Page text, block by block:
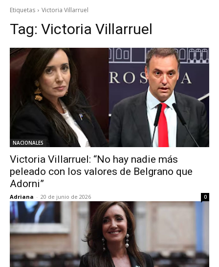
Etiquetas Victoria Villarruel
Tag: Victoria Villarruel
NACIONALES
Victoria Villarruel: “No hay nadie más
peleado con los valores de Belgrano que
Adorni”
Adriana - 20 de junio de 2026 0